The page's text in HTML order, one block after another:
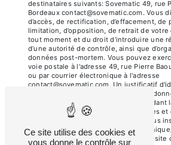
destinataires suivants: Sovematic 49, rue
Bordeaux contact@sovematic.com. Vous
d’accès, de rectification, d’effacement, de
limitation, d’opposition, de retrait de
tout moment et du droit d’introduire une
d’une autorité de contrôle, ainsi que
données post-mortem. Vous pouvez
voie postale à l'adresse 49, rue Pierre
ou par courrier électronique à l'adresse
contact@sovematic.com. Un justificatif
être demandé. Nous conservons vos
période de prise de contact puis pendant
prescription légale aux fins probatoires
contentieux. Vous avez le droit de vous
d'opposition au démarchage
adresse:
Bloctel.gouv.fr. Consultez le site
Ce site utilise des cookies et
vous donne le contrôle sur